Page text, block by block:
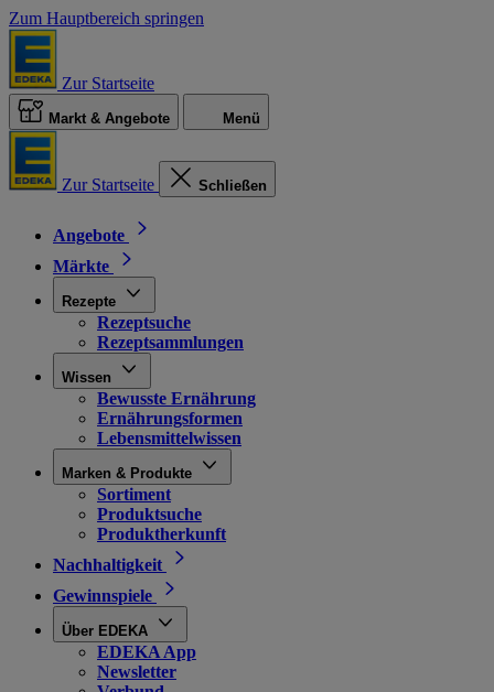
Zum Hauptbereich springen
Zur Startseite
Markt & Angebote Menü
Zur Startseite Schließen
Angebote
Märkte
Rezepte
Rezeptsuche
Rezeptsammlungen
Wissen
Bewusste Ernährung
Ernährungsformen
Lebensmittelwissen
Marken & Produkte
Sortiment
Produktsuche
Produktherkunft
Nachhaltigkeit
Gewinnspiele
Über EDEKA
EDEKA App
Newsletter